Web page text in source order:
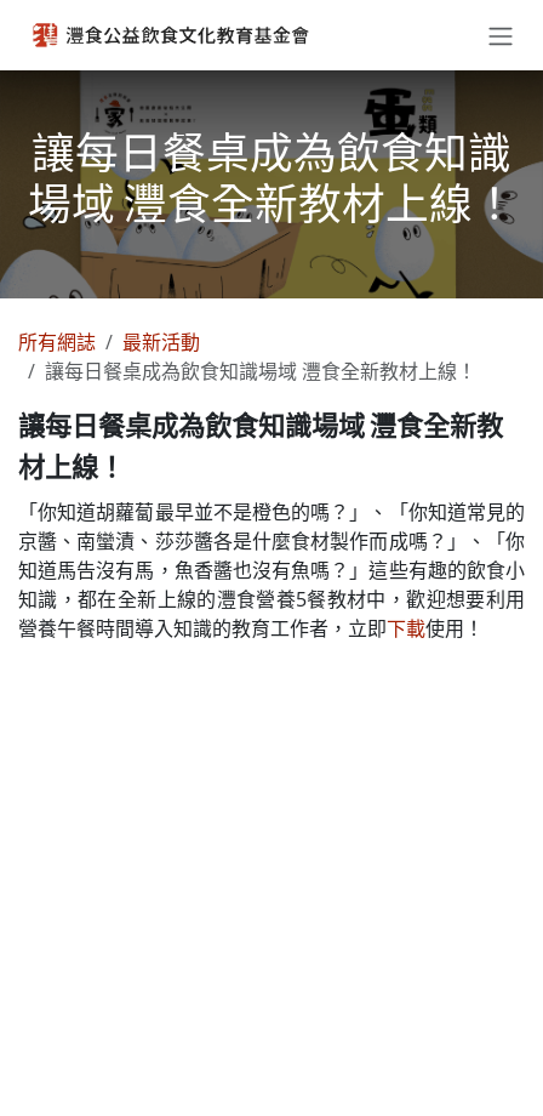
讓每日餐桌成為飲食知識
場域 灃食全新教材上線！
所有網誌
最新活動
讓每日餐桌成為飲食知識場域 灃食全新教材上線！
讓每日餐桌成為飲食知識場域 灃食全新教
材上線！
「你知道胡蘿蔔最早並不是橙色的嗎？」、「你知道常見的
京醬、南蠻漬、莎莎醬各是什麼食材製作而成嗎？」、「你
知道馬告沒有馬，魚香醬也沒有魚嗎？」這些有趣的飲食小
知識，都在全新上線的灃食營養5餐教材中，歡迎想要利用
營養午餐時間導入知識的教育工作者，立即下載使用！